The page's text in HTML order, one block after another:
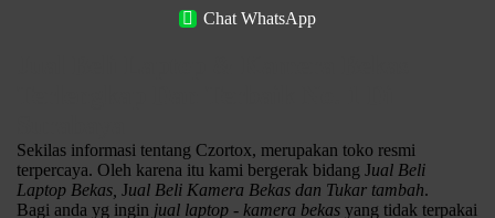
Chat WhatsApp
Sekilas informasi tentang Czortox, merupakan toko resmi
terpercaya. Oleh karena itu kami bergerak bidang Jual Beli
Laptop Bekas, Jual Beli Kamera Bekas dan Tukar tambah.
Bagi anda yg ingin jual laptop - kamera bekas yang tidak terpakai